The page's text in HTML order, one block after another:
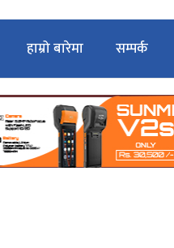
हाम्रो बारेमा सम्पर्क